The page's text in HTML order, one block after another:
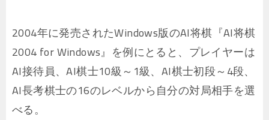
2004年に発売されたWindows版のAI将棋『AI将棋
2004 for Windows』を例にとると、プレイヤーは
AI接待員、AI棋士10級～1級、AI棋士初段～4段、
AI長考棋士の16のレベルから自分の対局相手を選
べる。